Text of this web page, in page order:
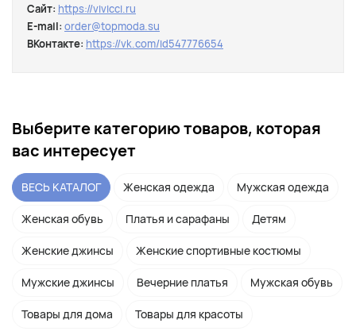
Сайт: https://vivicci.ru
E-mail: order@topmoda.su
ВКонтакте: https://vk.com/id547776654
Выберите категорию товаров, которая
вас интересует
ВЕСЬ КАТАЛОГ Женская одежда Мужская одежда
Женская обувь Платья и сарафаны Детям
Женские джинсы Женские спортивные костюмы
Мужские джинсы Вечерние платья Мужская обувь
Товары для дома Товары для красоты